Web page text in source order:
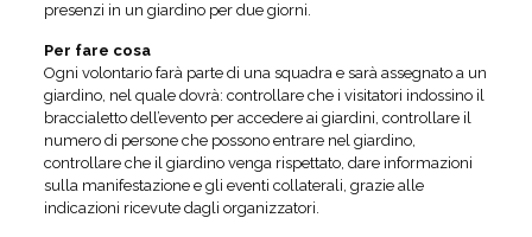
presenzi in un giardino per due giorni.
Per fare cosa
Ogni volontario farà parte di una squadra e sarà assegnato a un
giardino, nel quale dovrà: controllare che i visitatori indossino il
braccialetto dell’evento per accedere ai giardini, controllare il
numero di persone che possono entrare nel giardino,
controllare che il giardino venga rispettato, dare informazioni
sulla manifestazione e gli eventi collaterali, grazie alle
indicazioni ricevute dagli organizzatori.